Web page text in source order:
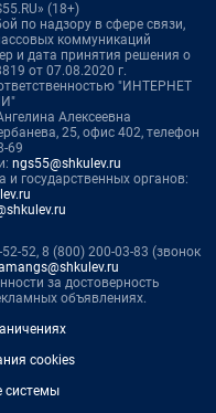
(18+)
по надзору в сфере связи,
коммуникаций
и дата принятия решения о
от 07.08.2020 г.
"ИНТЕРНЕТ
Алексеевна
25, офис 402, телефон
69
ngs55@shkulev.ru
государственных органов:
52, 8 (800) 200-03-83 (звонок
за достоверность
объявлениях.
cookies
системы